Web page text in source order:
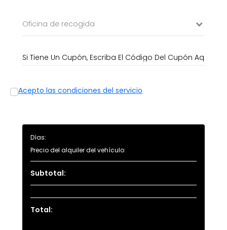
Oficina de recogida
Acepto las condiciones del servicio
Días:
Precio del alquiler del vehículo:
Subtotal:
Total: